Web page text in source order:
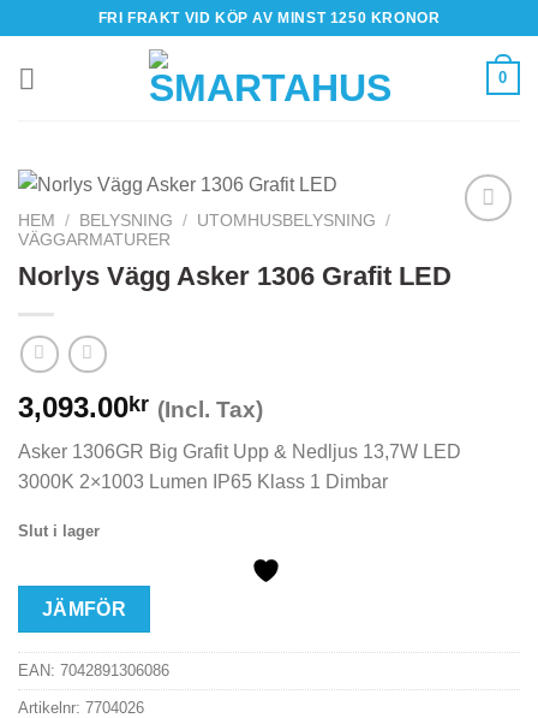
content
FRI FRAKT VID KÖP AV MINST 1250 KRONOR
0
HEM / BELYSNING / UTOMHUSBELYSNING
/
VÄGGARMATURER
Norlys Vägg Asker 1306 Grafit LED
3,093.00kr (Incl. Tax)
Asker 1306GR Big Grafit Upp & Nedljus 13,7W LED
3000K 2×1003 Lumen IP65 Klass 1 Dimbar
Slut i lager
JÄMFÖR
EAN: 7042891306086
Artikelnr: 7704026